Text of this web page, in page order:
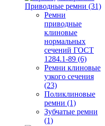
Приводные ремни (31)
Ремни
приводные
клиновые
нормальных
сечений ГОСТ
1284.1-89 (6)
Ремни клиновые
узкого сечения
(23)
Поликлиновые
ремни (1)
Зубчатые ремни
(1)